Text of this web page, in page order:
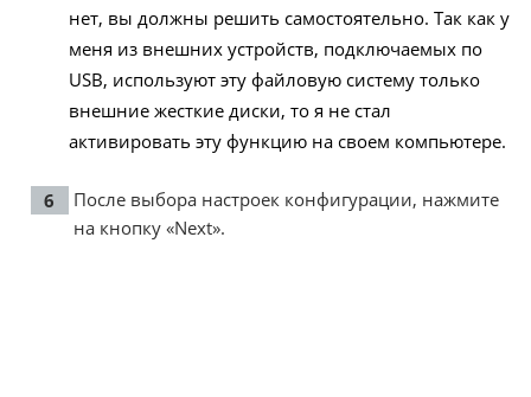
нет, вы должны решить самостоятельно. Так как у
меня из внешних устройств, подключаемых по
USB, используют эту файловую систему только
внешние жесткие диски, то я не стал
активировать эту функцию на своем компьютере.
После выбора настроек конфигурации, нажмите
на кнопку «Next».